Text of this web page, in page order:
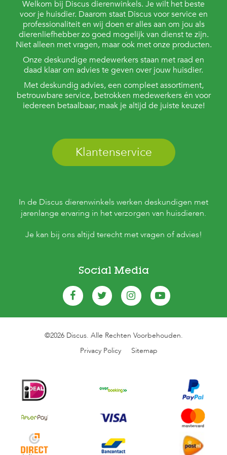
Welkom bij Discus dierenwinkels. Je wilt het beste
voor je huisdier. Daarom staat Discus voor service en
professionaliteit en wij doen er alles aan om jou als
dierenliefhebber zo goed mogelijk van dienst te zijn.
Niet alleen met vragen, maar ook met onze producten.
Onze deskundige medewerkers staan met raad en
daad klaar om advies te geven over jouw huisdier.
Met deskundig advies, een compleet assortiment,
betrouwbare service, betrokken medewerkers én voor
iedereen betaalbaar, maak je altijd de juiste keuze!
Klantenservice
In de Discus dierenwinkels werken deskundigen met
jarenlange ervaring in het verzorgen van huisdieren.
Je kan bij ons altijd terecht met vragen of advies!
Social Media
©2026 Discus. Alle Rechten Voorbehouden.
Privacy Policy
Sitemap